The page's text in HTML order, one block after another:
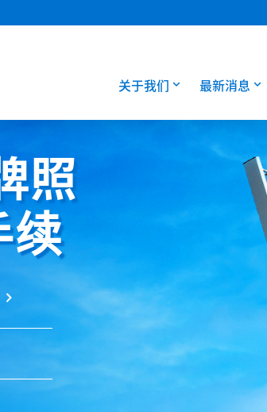
关于我们 最新消息
照
续